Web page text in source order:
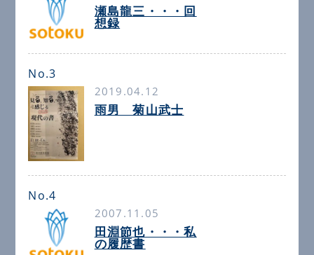
瀬島龍三・・・回
想録
No.3
2019.04.12
雨男 菊山武士
No.4
2007.11.05
田淵節也・・・私
の履歴書